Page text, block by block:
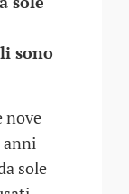
sono
nove
anni
sole